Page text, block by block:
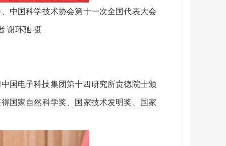
中国科学技术协会第十一次全国代表大会
谢环驰 摄
国电子科技集团第十四研究所贲德院士颁
国家自然科学奖、国家技术发明奖、国家